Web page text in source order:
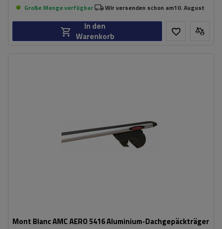
Große Menge verfügbar Wir versenden schon am10. August
In den
Warenkorb
Mont Blanc AMC AERO 5416 Aluminium-Dachgepäckträger